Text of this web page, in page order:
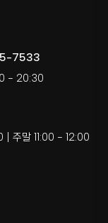
7533
- 20:30
주말 11:00 - 12:00